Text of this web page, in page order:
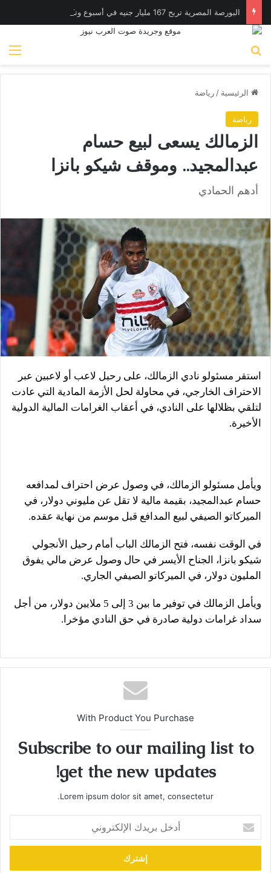
الرئيسية / رياضة
رياضة
الزمالك يسعى لبيع حسام
عبدالمجيد.. وموقف شيكو بانزا
أدهم الحمادي
استقر مسئولو نادي الزمالك، على رحيل لاعب أو لاعبين عبر
الاحتراف الخارجي، في محاولة لحل الأزمة المادية التي عادت
لتلقي بظلالها على النادي، في أعقاب الغرامات المالية الدولية
الأخيرة.
ويأمل مسئولو الزمالك، في وصول عرض احتراف لمدافعه
حسام عبدالمجيد، بقيمة مالية لا تقل عن مليوني دولار، في
الميركاتو الصيفي لبيع المدافع قبل موسم من نهاية عقده.
في الوقت نفسه، فتح الزمالك الباب أمام رحيل الأنجولي
شيكو بانزا، الجناح الأيسر في حال وصول عرض مالي يفوق
المليون دولار، في الميركاتو الصيفي الجاري.
ويأمل الزمالك في توفير ما بين 3 إلى 5 ملايين دولار، من أجل
سداد غرامات دولية صادرة في حق النادي مؤخرا .
With Product You Purchase
Subscribe to our mailing list to
get the new updates!
Lorem ipsum dolor sit amet, consectetur.
بريدك
الإلكتروني